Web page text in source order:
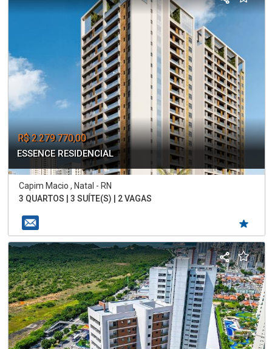
R$ 2.279.770,00
ESSENCE RESIDENCIAL
Capim Macio , Natal - RN
3 QUARTOS | 3 SUÍTE(S) | 2 VAGAS